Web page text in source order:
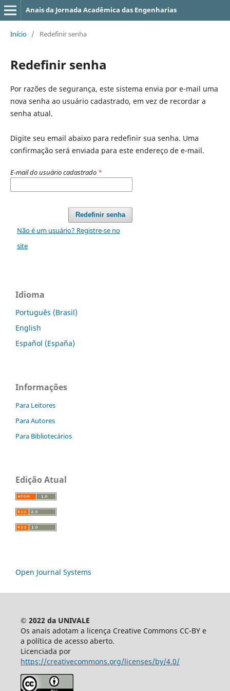
Anais da Jornada Acadêmica das Engenharias
Início / Redefinir senha
Redefinir senha
Por razões de segurança, este sistema envia por e-mail uma
nova senha ao usuário cadastrado, em vez de recordar a
senha atual.
Digite seu email abaixo para redefinir sua senha. Uma
confirmação será enviada para este endereço de e-mail.
E-mail do usuário cadastrado *
Redefinir senha
Não é um usuário? Registre-se no
site
Idioma
Português (Brasil)
English
Español (España)
Informações
Para Leitores
Para Autores
Para Bibliotecários
Edição Atual
Open Journal Systems
© 2022 da UNIVALE
Os anais adotam a licença Creative Commons CC-BY e
a política de acesso aberto.
Licenciada por
https://creativecommons.org/licenses/by/4.0/